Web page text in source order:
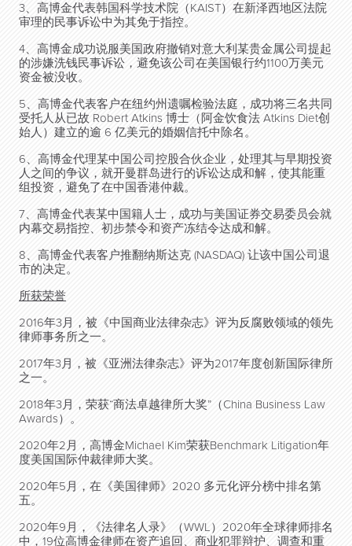
3、高博金代表韩国科学技术院（KAIST）在新泽西地区法院
审理的民事诉讼中为其免于指控。
4、高博金成功说服美国政府撤销对意大利某贵金属公司提起
的涉嫌洗钱民事诉讼，避免该公司在美国银行约1100万美元
资金被没收。
5、高博金代表客户在纽约州遗嘱检验法庭，成功将三名共同
受托人从已故 Robert Atkins 博士（阿金饮食法 Atkins Diet创
始人）建立的逾 6 亿美元的婚姻信托中除名。
6、高博金代理某中国公司控股合伙企业，处理其与早期投资
人之间的争议，就开曼群岛进行的诉讼达成和解，使其能重
组投资，避免了在中国香港仲裁。
7、高博金代表某中国籍人士，成功与美国证券交易委员会就
内幕交易指控、初步禁令和资产冻结令达成和解。
8、高博金代表客户推翻纳斯达克 (NASDAQ) 让该中国公司退
市的决定。
所获荣誉
2016年3月，被《中国商业法律杂志》评为反腐败领域的领先
律师事务所之一。
2017年3月，被《亚洲法律杂志》评为2017年度创新国际律所
之一。
2018年3月，荣获“商法卓越律所大奖”（China Business Law
Awards）。
2020年2月，高博金Michael Kim荣获Benchmark Litigation年
度美国国际仲裁律师大奖。
2020年5月，在《美国律师》2020 多元化评分榜中排名第
五。
2020年9月，《法律名人录》（WWL）2020年全球律师排名
中，19位高博金律师在资产追回、商业犯罪辩护、调查和重